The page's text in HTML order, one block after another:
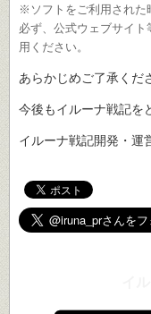
※ソフトをご利用された
必ず、公式ウェブサイ
用ください。
あらかじめご了承くだ
今後もイルーナ戦記を
イルーナ戦記開発・運